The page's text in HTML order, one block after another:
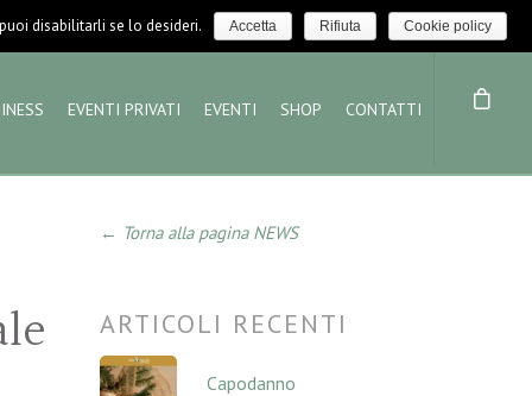
LOGIN / LOGOUT NEWS
EVENTI PRIVATI EVENTI SHOP CONTATTI
← Torna alla pagina NEWS
ARTICOLI RECENTI
Capodanno
disabilitarli se lo desideri. Accetta Rifiuta Cookie policy